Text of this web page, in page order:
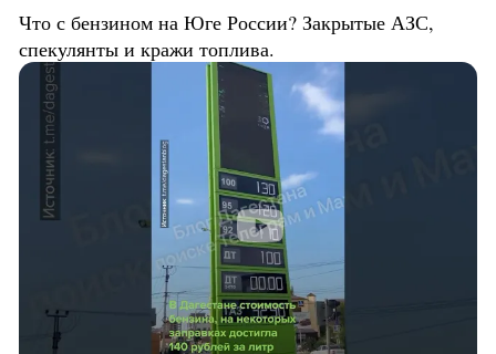
Что с бензином на Юге России? Закрытые АЗС,
спекулянты и кражи топлива.